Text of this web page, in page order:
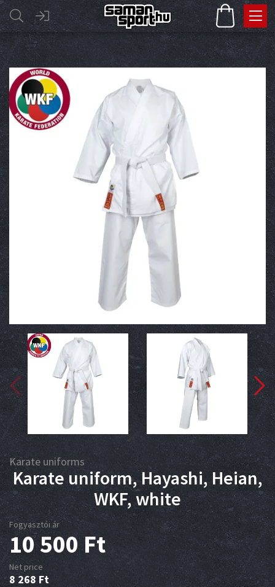
Karate uniforms
Karate uniform, Hayashi, Heian,
WKF, white
Fogyasztói ár
10 500Ft
Net price
8 268 Ft